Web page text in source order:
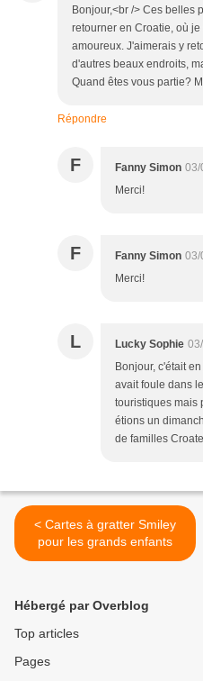
Bonjour,<br /> Ces belles
retourner en Croatie, où
amoureux. J'aimerais y
d'autres beaux endroits,
Quand êtes vous partie?
Répondre
F Fanny Simon 03/
Merci!
F Fanny Simon 03/
Merci!
L Lucky Sophie
Bonjour, c'était
avait foule dans
touristiques mais
étions un
de familles
< Cartes à gratter Smiley
pour les grands enfants
Hébergé par Overblog
Top articles
Pages